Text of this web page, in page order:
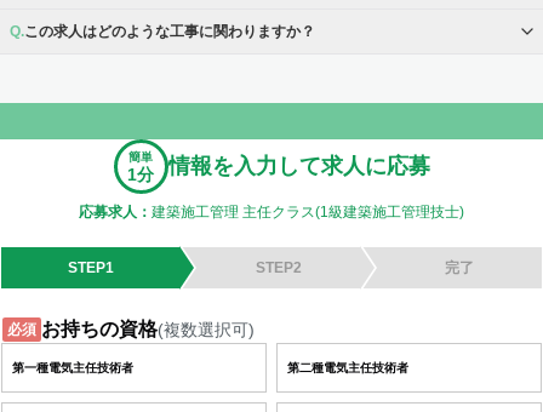
この求人はどのような工事に関わりますか？
簡単
1分 情報を入力して求人に応募
応募求人： 建築施工管理 主任クラス(1級建築施工管理技士)
STEP1 STEP2 完了
必須 お持ちの資格(複数選択可)
第一種電気主任技術者 第二種電気主任技術者